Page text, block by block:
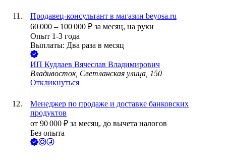
Продавец-консультант в магазин beyosa.ru
60 000 – 100 000 ₽ за месяц, на руки
Опыт 1-3 года
Выплаты: Два раза в месяц
ИП Кудлаев Вячеслав Владимирович
Владивосток, Светланская улица, 150
Откликнуться
Менеджер по продаже и доставке банковских
продуктов
от 90 000 ₽ за месяц, до вычета налогов
Без опыта